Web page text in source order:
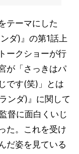
テーマにした
ダ)』の第1話上
ークショーが行
が「さっきはパ
です(笑)」とは
ンダ)』に関して
督に面白くいじ
た。これを受け
だ姿を見ている